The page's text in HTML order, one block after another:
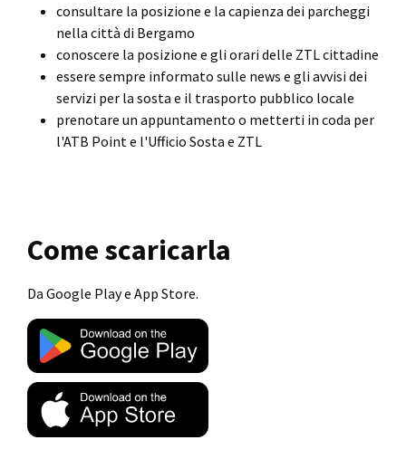
consultare la posizione e la capienza dei parcheggi
nella città di Bergamo
conoscere la posizione e gli orari delle ZTL cittadine
essere sempre informato sulle news e gli avvisi dei
servizi per la sosta e il trasporto pubblico locale
prenotare un appuntamento o metterti in coda per
l'ATB Point e l'Ufficio Sosta e ZTL
Come scaricarla
Da Google Play e App Store.